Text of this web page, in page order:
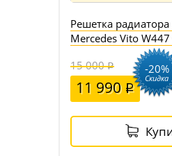
Решетка
Mercedes Vito
15 000
11 990
-20%
Скидка